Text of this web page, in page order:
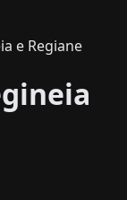
e Regiane